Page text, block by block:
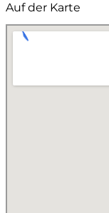
Auf der Karte